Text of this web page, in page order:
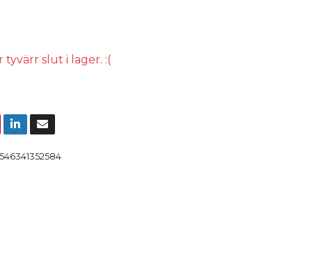
slut i lager. :(
546341352584